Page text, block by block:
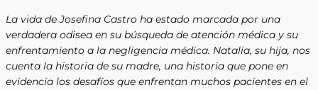
La vida de Josefina Castro ha estado marcada por una
verdadera odisea en su búsqueda de atención médica y su
enfrentamiento a la negligencia médica. Natalia, su hija, nos
cuenta la historia de su madre, una historia que pone en
evidencia los desafíos que enfrentan muchos pacientes en el